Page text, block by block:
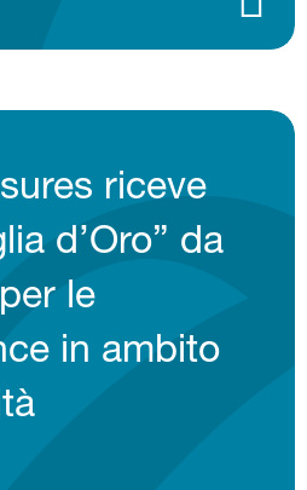
riceve
d’Oro” da
le
in ambito